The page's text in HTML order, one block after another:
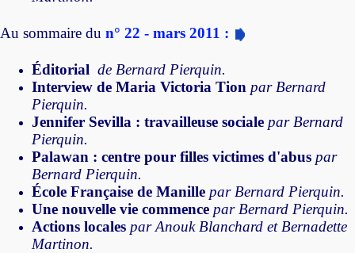
Au sommaire du n° 22 - mars 2011 :
Éditorial de Bernard Pierquin.
Interview de Maria Victoria Tion par Bernard
Pierquin.
Jennifer Sevilla : travailleuse sociale par Bernard
Pierquin.
Palawan : centre pour filles victimes d'abus par
Bernard Pierquin.
École Française de Manille par Bernard Pierquin.
Une nouvelle vie commence par Bernard Pierquin.
Actions locales par Anouk Blanchard et Bernadette
Martinon.